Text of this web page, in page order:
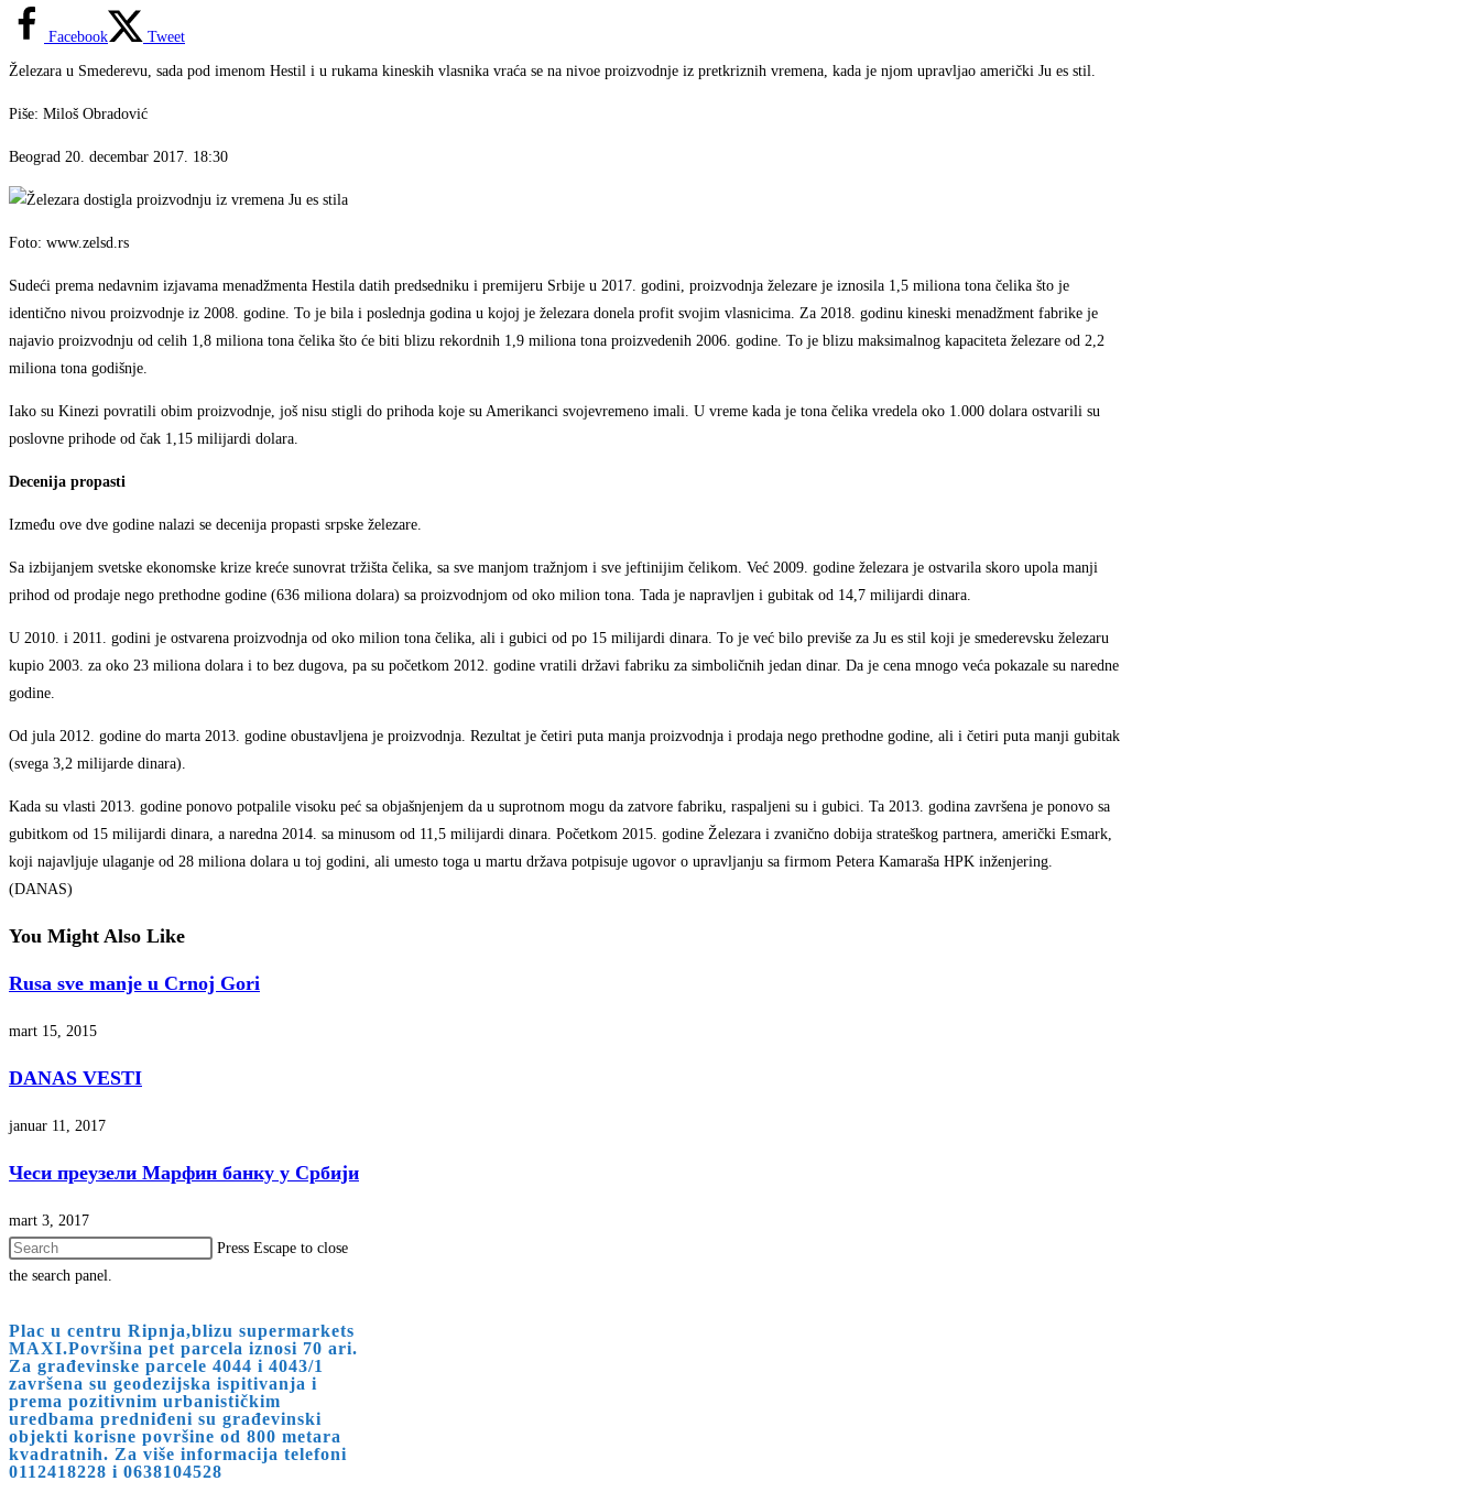
Facebook Tweet
Železara u Smederevu, sada pod imenom Hestil i u rukama kineskih vlasnika vraća se na nivoe proizvodnje iz pretkriznih vremena, kada je njom upravljao američki Ju es stil.
Piše: Miloš Obradović
Beograd 20. decembar 2017. 18:30
Foto: www.zelsd.rs
Sudeći prema nedavnim izjavama menadžmenta Hestila datih predsedniku i premijeru Srbije u 2017. godini, proizvodnja železare je iznosila 1,5 miliona tona čelika što je
identično nivou proizvodnje iz 2008. godine. To je bila i poslednja godina u kojoj je železara donela profit svojim vlasnicima. Za 2018. godinu kineski menadžment fabrike je
najavio proizvodnju od celih 1,8 miliona tona čelika što će biti blizu rekordnih 1,9 miliona tona proizvedenih 2006. godine. To je blizu maksimalnog kapaciteta železare od 2,2
miliona tona godišnje.
Iako su Kinezi povratili obim proizvodnje, još nisu stigli do prihoda koje su Amerikanci svojevremeno imali. U vreme kada je tona čelika vredela oko 1.000 dolara ostvarili su
poslovne prihode od čak 1,15 milijardi dolara.
Decenija propasti
Između ove dve godine nalazi se decenija propasti srpske železare.
Sa izbijanjem svetske ekonomske krize kreće sunovrat tržišta čelika, sa sve manjom tražnjom i sve jeftinijim čelikom. Već 2009. godine železara je ostvarila skoro upola manji
prihod od prodaje nego prethodne godine (636 miliona dolara) sa proizvodnjom od oko milion tona. Tada je napravljen i gubitak od 14,7 milijardi dinara.
U 2010. i 2011. godini je ostvarena proizvodnja od oko milion tona čelika, ali i gubici od po 15 milijardi dinara. To je već bilo previše za Ju es stil koji je smederevsku železaru
kupio 2003. za oko 23 miliona dolara i to bez dugova, pa su početkom 2012. godine vratili državi fabriku za simboličnih jedan dinar. Da je cena mnogo veća pokazale su naredne
godine.
Od jula 2012. godine do marta 2013. godine obustavljena je proizvodnja. Rezultat je četiri puta manja proizvodnja i prodaja nego prethodne godine, ali i četiri puta manji gubitak
(svega 3,2 milijarde dinara).
Kada su vlasti 2013. godine ponovo potpalile visoku peć sa objašnjenjem da u suprotnom mogu da zatvore fabriku, raspaljeni su i gubici. Ta 2013. godina završena je ponovo sa
gubitkom od 15 milijardi dinara, a naredna 2014. sa minusom od 11,5 milijardi dinara. Početkom 2015. godine Železara i zvanično dobija strateškog partnera, američki Esmark,
koji najavljuje ulaganje od 28 miliona dolara u toj godini, ali umesto toga u martu država potpisuje ugovor o upravljanju sa firmom Petera Kamaraša HPK inženjering.
(DANAS)
You Might Also Like
Rusa sve manje u Crnoj Gori
mart 15, 2015
DANAS VESTI
januar 11, 2017
Чеси преузели Марфин банку у Србији
mart 3, 2017
Press Escape to close
the search panel.
Plac u centru Ripnja,blizu supermarkets
MAXI.Površina pet parcela iznosi 70 ari.
Za građevinske parcele 4044 i 4043/1
završena su geodezijska ispitivanja i
prema pozitivnim urbanističkim
uredbama predniđeni su građevinski
objekti korisne površine od 800 metara
kvadratnih. Za više informacija telefoni
0112418228 i 0638104528